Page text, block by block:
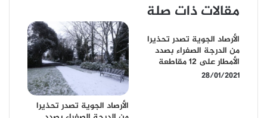
ل
ي
ب
مقالات ذات صلة
الأرصاد الجوية تصدر تحذيرا
الأرصاد الجوية تصدر تحذيرا
من الدرجة الصفراء بصدد
الأمطار على 12 مقاطعة
28/01/2021